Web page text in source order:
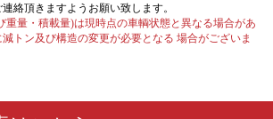
絡頂きますようお願い致します。
重量・積載量)は現時点の車輌状態と異なる場合があ
トン及び構造の変更が必要となる 場合がございま